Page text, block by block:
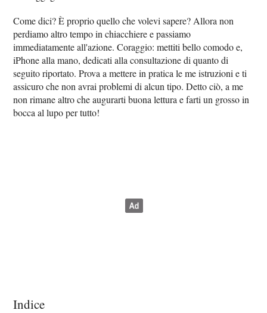
Come dici? È proprio quello che volevi sapere? Allora non
perdiamo altro tempo in chiacchiere e passiamo
immediatamente all'azione. Coraggio: mettiti bello comodo e,
iPhone alla mano, dedicati alla consultazione di quanto di
seguito riportato. Prova a mettere in pratica le me istruzioni e ti
assicuro che non avrai problemi di alcun tipo. Detto ciò, a me
non rimane altro che augurarti buona lettura e farti un grosso in
bocca al lupo per tutto!
Indice